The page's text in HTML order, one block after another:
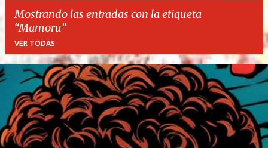
Mostrando las entradas con la etiqueta
Mamoru
VER TODAS
E
t
r